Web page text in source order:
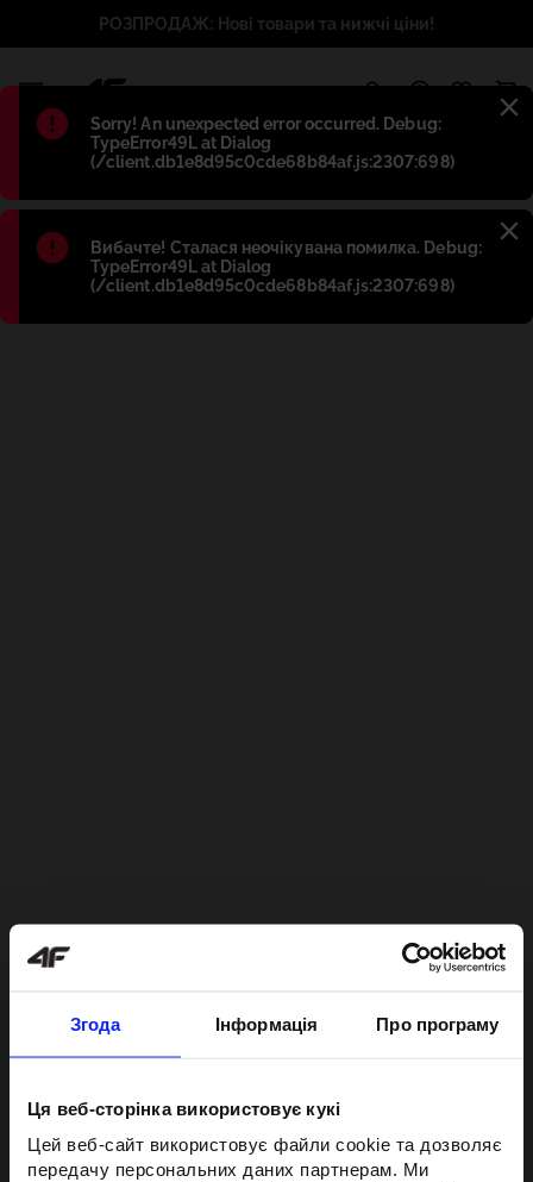
Згода Інформація Про програму
Ця веб-сторінка використовує кукі
Цей веб-сайт використовує файли cookie та дозволяє
передачу персональних даних партнерам. Ми
Błąd:
Sorry! An unexpected error occurred. Debug:
TypeError49L at Dialog
(/client.db1e8d95c0cde68b84af.js:2307:698)
Błąd:
Вибачте! Сталася неочікувана помилка. Debug:
TypeError49L at Dialog
(/client.db1e8d95c0cde68b84af.js:2307:698)
РОЗПРОДАЖ: Нові товари та нижчі ціни!